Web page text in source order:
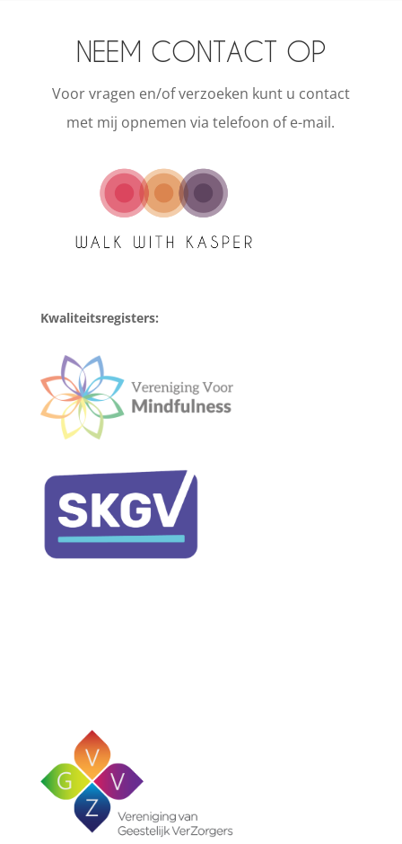
NEEM CONTACT OP
Voor vragen en/of verzoeken kunt u contact
met mij opnemen via telefoon of e-mail.
Kwaliteitsregisters: